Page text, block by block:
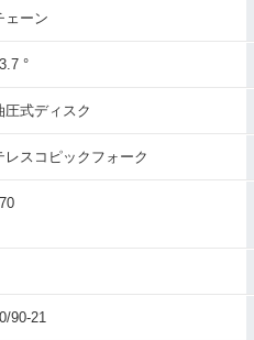
ェーン
°
圧式ディスク
レスコピックフォーク
90-21